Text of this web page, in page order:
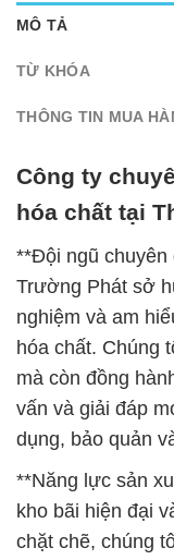
MÔ TẢ
TỪ KHÓA
THÔNG TIN MUA
Công ty
hóa chất tại
**Đội ngũ chuyên
Trường Phát sở
nghiệm và am
hóa chất. Chúng
mà còn đồng
vấn và giải đáp
dụng, bảo quản
**Năng lực sản
kho bãi hiện đại
chặt chẽ, chúng